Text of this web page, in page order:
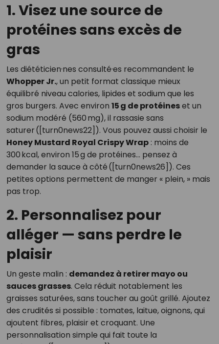
1. Visez une source de
protéines sans excès de
gras
Les diététicien·nes consulté·es recommandent le
Whopper Jr., un petit format classique mieux
équilibré niveau calories, lipides et sodium que les
gros burgers. Avec environ 15 g de protéineset un
sodium modéré (560 mg), il rassasie sans
saturer ([turn0news22]). Vous pouvez aussi choisir le
Honey Mustard Royal Crispy Wrap: moins de
300 kcal, environ 15 g de protéines… pensez à
demander la sauce à côté ([turn0news26]). Ces
petites options permettent de manger « plein, » mais
pas trop.
2. Personnalisez pour
alléger — sans perdre le
plaisir
Un geste malin : demandez à retirer mayo ou
sauces grasses. Cela réduit notablement les
graisses saturées, sans toucher au goût grillé. Ajoutez
des crudités si possible : tomates, laitue, oignons, qui
ajoutent fibres, plaisir et croquant. Une
personnalisation simple qui fait toute la